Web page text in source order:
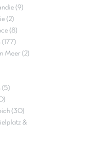
(9)
(2)
(8)
Meer (2)
(5)
(30)
&